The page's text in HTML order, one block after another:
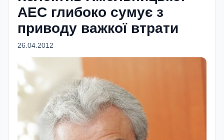
АЕС глибоко сумує з
приводу важкої втрати
26.04.2012